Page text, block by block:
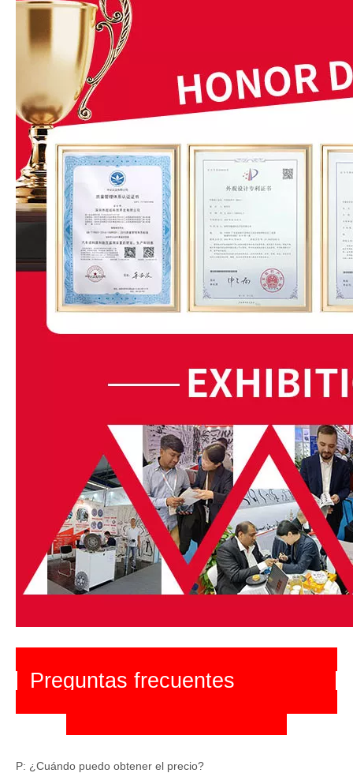
Preguntas frecuentes
P: ¿Cuándo puedo obtener el precio?